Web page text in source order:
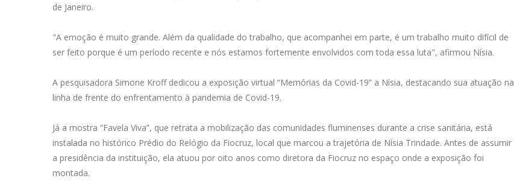
de Janeiro.
"A emoção é muito grande. Além da qualidade do trabalho, que acompanhei em parte, é um trabalho muito difícil de
ser feito porque é um período recente e nós estamos fortemente envolvidos com toda essa luta", afirmou Nísia.
A pesquisadora Simone Kroff dedicou a exposição virtual “Memórias da Covid-19” a Nísia, destacando sua atuação na
linha de frente do enfrentamento à pandemia de Covid-19.
Já a mostra “Favela Viva”, que retrata a mobilização das comunidades fluminenses durante a crise sanitária, está
instalada no histórico Prédio do Relógio da Fiocruz, local que marcou a trajetória de Nísia Trindade. Antes de assumir
a presidência da instituição, ela atuou por oito anos como diretora da Fiocruz no espaço onde a exposição foi
montada.